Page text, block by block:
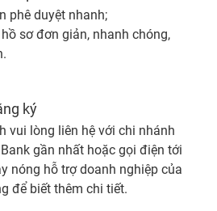
hành L/C.
phê duyệt nhanh;
sơ đơn giản, nhanh chóng,
ký
vui lòng liên hệ với chi nhánh
Bank gần nhất hoặc gọi điện tới
nóng hỗ trợ doanh nghiệp của
để biết thêm chi tiết.